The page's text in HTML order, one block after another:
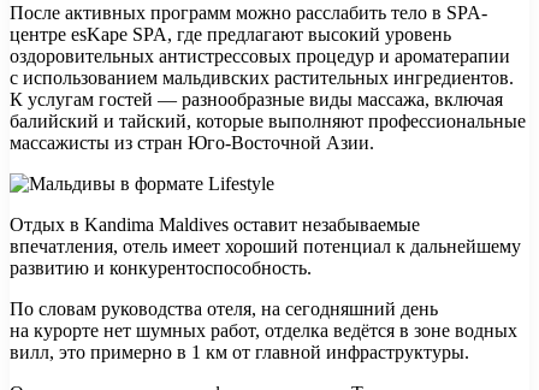
После активных программ можно расслабить тело в SPA-
центре esKape SPA, где предлагают высокий уровень
оздоровительных антистрессовых процедур и ароматерапии
с использованием мальдивских растительных ингредиентов.
К услугам гостей — разнообразные виды массажа, включая
балийский и тайский, которые выполняют профессиональные
массажисты из стран Юго-Восточной Азии.
Отдых в Kandima Maldives оставит незабываемые
впечатления, отель имеет хороший потенциал к дальнейшему
развитию и конкурентоспособность.
По словам руководства отеля, на сегодняшний день
на курорте нет шумных работ, отделка ведётся в зоне водных
вилл, это примерно в 1 км от главной инфраструктуры.